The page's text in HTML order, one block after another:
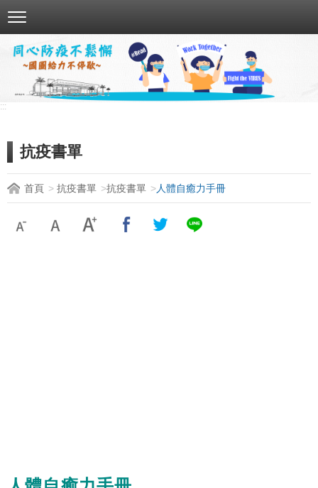
到
區
:::
抗疫書單
首頁 抗疫書單 抗疫書單 人體自癒力手冊